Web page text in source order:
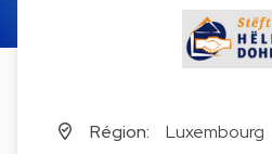
Région:
Luxembourg